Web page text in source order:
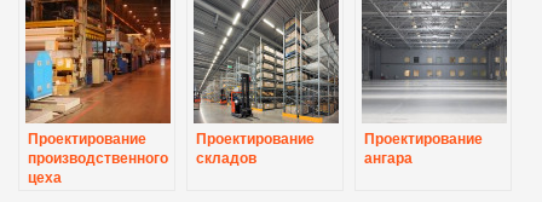
Проектирование
производственного
цеха
Проектирование
складов
Проектирование
ангара